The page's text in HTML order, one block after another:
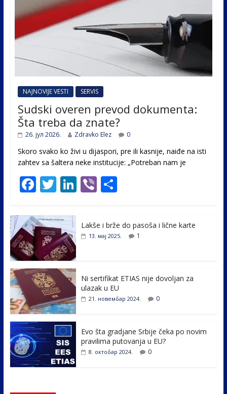
NAJNOVIJE VESTI SERVIS
Sudski overen prevod dokumenta:
Šta treba da znate?
26. јул 2026. Zdravko Elez 0
Skoro svako ko živi u dijaspori, pre ili kasnije, naiđe na isti
zahtev sa šaltera neke institucije: „Potreban nam je
F
e
b
o
o
k
T
itt
er
Li
e
Vi
er
S
ar
e
Lakše i brže do pasoša i lične karte
13. мај 2025. 1
Ni sertifikat ETIAS nije dovoljan za
ulazak u EU
21. новембар 2024. 0
Evo šta gradjane Srbije čeka po novim
pravilima putovanja u EU?
8. октобар 2024. 0